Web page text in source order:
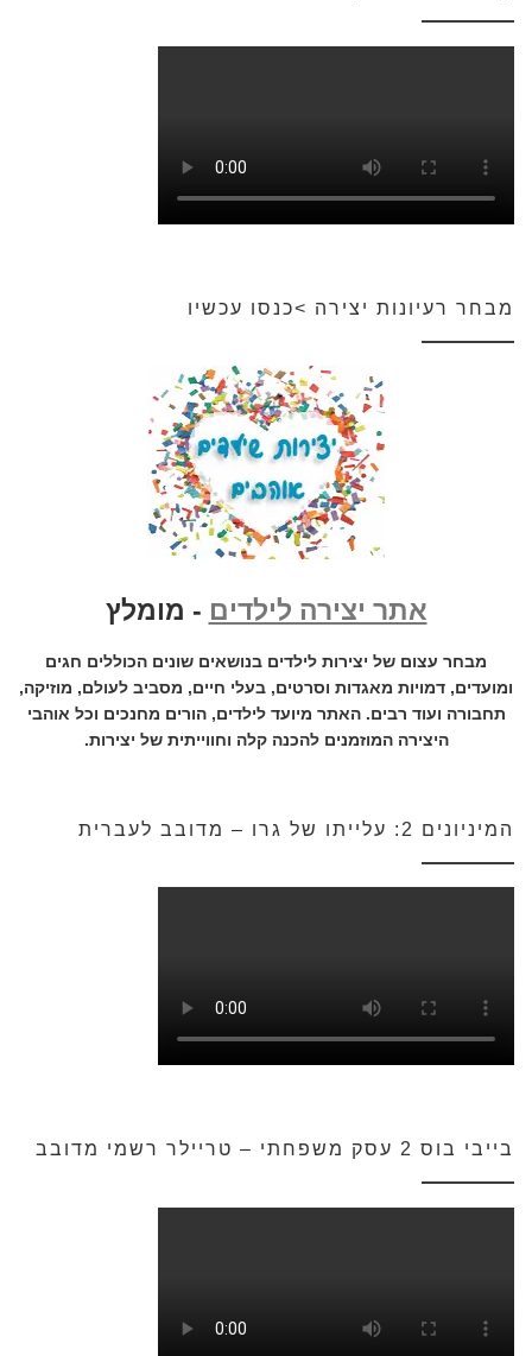
מבחר רעיונות יצירה >כנסו עכשיו
אתר יצירה לילדים - מומלץ
מבחר עצום של יצירות לילדים בנושאים שונים הכוללים חגים
ומועדים, דמויות מאגדות וסרטים, בעלי חיים, מסביב לעולם, מוזיקה,
תחבורה ועוד רבים. האתר מיועד לילדים, הורים מחנכים וכל אוהבי
היצירה המוזמנים להכנה קלה וחווייתית של יצירות.
המיניונים 2: עלייתו של גרו – מדובב לעברית
בייבי בוס 2 עסק משפחתי – טריילר רשמי מדובב